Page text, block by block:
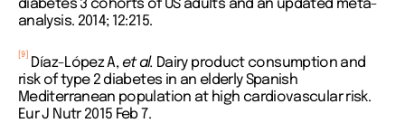
diabetes 3 cohorts of US adults and an updated meta-
analysis. 2014; 12:215.
[9] Díaz-López A,et al. Dairy product consumption and
risk of type 2 diabetes in an elderly Spanish
Mediterranean population at high cardiovascular risk.
Eur J Nutr 2015 Feb 7.